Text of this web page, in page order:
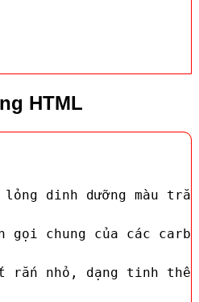
HTML
lỏng dinh dưỡng màu
gọi chung của các
rắn nhỏ, dạng tinh thể,